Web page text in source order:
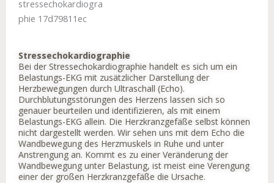
Stressechokardiographie
Bei der Stressechokardiographie handelt es sich um ein
Belastungs-EKG mit zusätzlicher Darstellung der
Herzbewegungen durch Ultraschall (Echo).
Durchblutungsstörungen des Herzens lassen sich so
genauer beurteilen und identifizieren, als mit einem
Belastungs-EKG allein. Die Herzkranzgefäße selbst können
nicht dargestellt werden. Wir sehen uns mit dem Echo die
Wandbewegung des Herzmuskels in Ruhe und unter
Anstrengung an. Kommt es zu einer Veränderung der
Wandbewegung unter Belastung, ist meist eine Verengung
einer der großen Herzkranzgefäße die Ursache.